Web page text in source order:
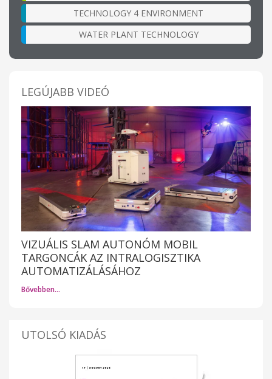
TECHNOLOGY 4 ENVIRONMENT
WATER PLANT TECHNOLOGY
LEGÚJABB VIDEÓ
VIZUÁLIS SLAM AUTONÓM MOBIL
TARGONCÁK AZ INTRALOGISZTIKA
AUTOMATIZÁLÁSÁHOZ
Bővebben…
UTOLSÓ KIADÁS